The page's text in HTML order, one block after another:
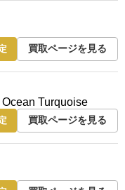
買取ページを見る
Turquoise
買取ページを見る